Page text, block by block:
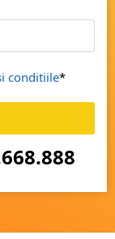
conditiile*